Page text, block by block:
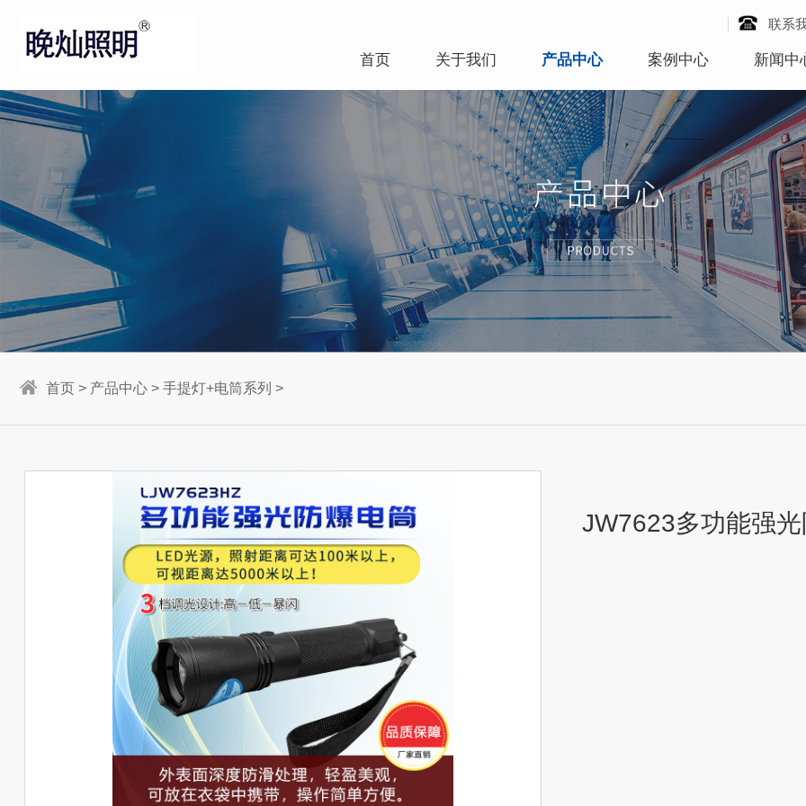
联系
首页 关于我们 产品中心 案例中心 新闻中
首页 > 产品中心 > 手提灯+电筒系列 >
JW7623多功能强